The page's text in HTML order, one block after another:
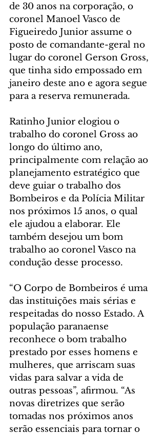
de 30 anos na corporação, o
coronel Manoel Vasco de
Figueiredo Junior assume o
posto de comandante-geral no
lugar do coronel Gerson Gross,
que tinha sido empossado em
janeiro deste ano e agora segue
para a reserva remunerada.
Ratinho Junior elogiou o
trabalho do coronel Gross ao
longo do último ano,
principalmente com relação ao
planejamento estratégico que
deve guiar o trabalho dos
Bombeiros e da Polícia Militar
nos próximos 15 anos, o qual
ele ajudou a elaborar. Ele
também desejou um bom
trabalho ao coronel Vasco na
condução desse processo.
“O Corpo de Bombeiros é uma
das instituições mais sérias e
respeitadas do nosso Estado. A
população paranaense
reconhece o bom trabalho
prestado por esses homens e
mulheres, que arriscam suas
vidas para salvar a vida de
outras pessoas”, afirmou. “As
novas diretrizes que serão
tomadas nos próximos anos
serão essenciais para tornar o